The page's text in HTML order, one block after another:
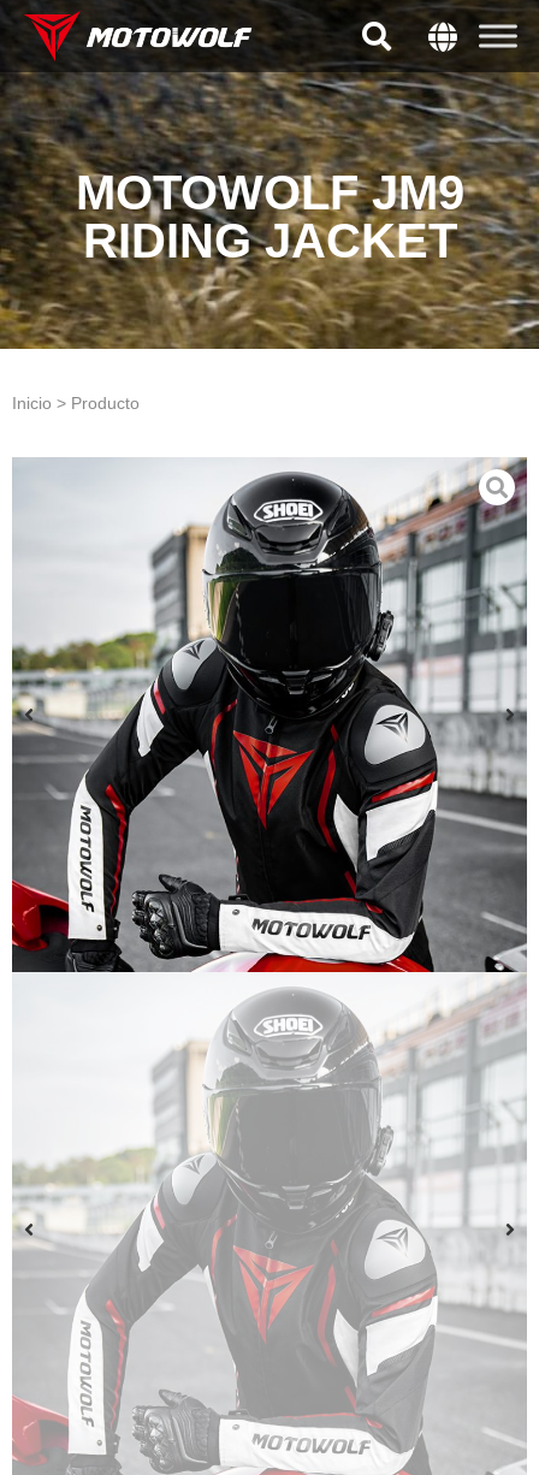
MOTOWOLF JM9
RIDING JACKET
Inicio > Producto